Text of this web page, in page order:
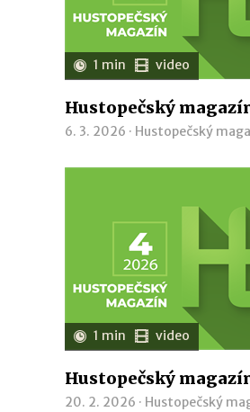
1 min video
Hustopečský
6. 3. 2026 · Hustopečský
1 min video
Hustopečský
20. 2. 2026 · Hustopečský